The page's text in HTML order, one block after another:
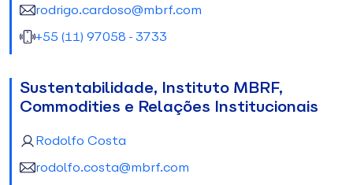
rodrigo.cardoso@mbrf.com
+55 (11) 97058-3733
Sustentabilidade, Instituto MBRF,
Commodities e Relações Institucionais
Rodolfo Costa
rodolfo.costa@mbrf.com